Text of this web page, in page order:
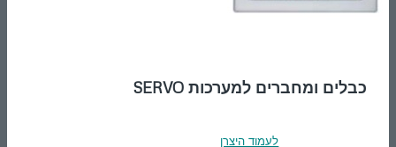
כבלים ומחברים למערכות SERVO
לעמוד היצרן